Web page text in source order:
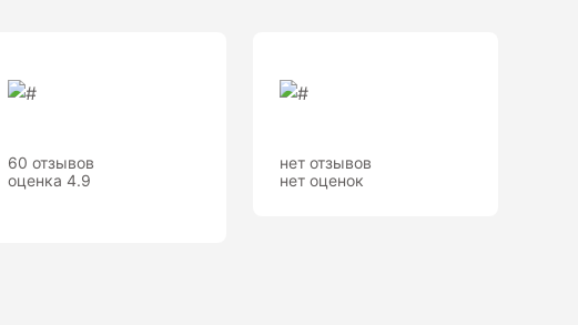
60 отзывов
оценка 4.9
нет отзывов
нет оценок